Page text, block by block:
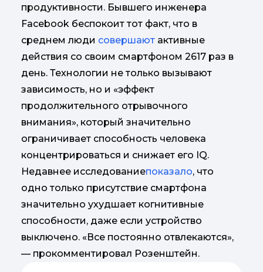
продуктивности. Бывшего инженера
Facebook беспокоит тот факт, что в
среднем люди совершают активные
действия со своим смартфоном 2617 раз в
день. Технологии не только вызывают
зависимость, но и «эффект
продолжительного отрывочного
внимания», который значительно
ограничивает способность человека
концентрироваться и снижает его IQ.
Недавнее исследованиепоказало, что
одно только присутствие смартфона
значительно ухудшает когнитивные
способности, даже если устройство
выключено. «Все постоянно отвлекаются»,
— прокомментировал Розенштейн.